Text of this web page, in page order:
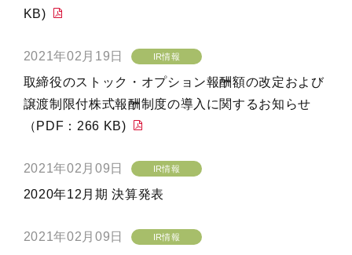
KB)
2021年02月19日 IR情報
取締役のストック・オプション報酬額の改定および
譲渡制限付株式報酬制度の導入に関するお知らせ
（PDF：266 KB)
2021年02月09日 IR情報
2020年12月期 決算発表
2021年02月09日 IR情報